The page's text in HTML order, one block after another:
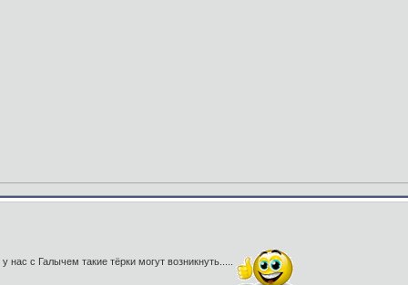
нас с Галычем такие тёрки могут возникнуть.....